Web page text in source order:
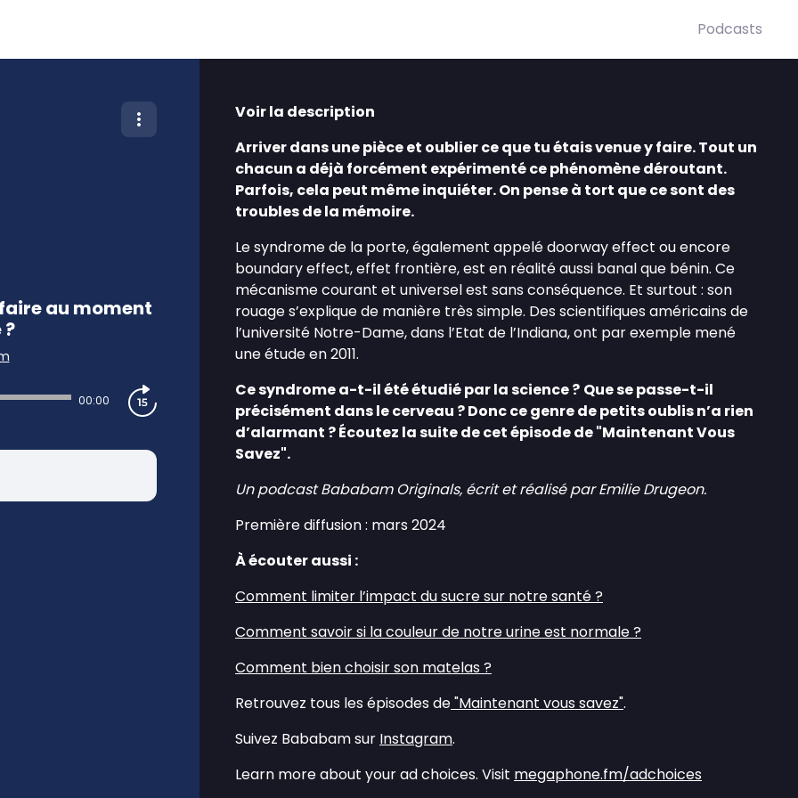
Podcasts
au moment
00:00
Voir la description
Arriver dans une pièce et oublier ce que tu étais venue y faire. Tout un
chacun a déjà forcément expérimenté ce phénomène déroutant.
Parfois, cela peut même inquiéter. On pense à tort que ce sont des
troubles de la mémoire.
Le syndrome de la porte, également appelé doorway effect ou encore
boundary effect, effet frontière, est en réalité aussi banal que bénin. Ce
mécanisme courant et universel est sans conséquence. Et surtout : son
rouage s’explique de manière très simple. Des scientifiques américains de
l’université Notre-Dame, dans l’Etat de l’Indiana, ont par exemple mené
une étude en 2011.
Ce syndrome a-t-il été étudié par la science ? Que se passe-t-il
précisément dans le cerveau ? Donc ce genre de petits oublis n’a rien
d’alarmant ? Écoutez la suite de cet épisode de "Maintenant Vous
Savez".
Un podcast Bababam Originals, écrit et réalisé par Emilie Drugeon.
Première diffusion : mars 2024
À écouter aussi :
⁠Comment limiter l’impact du sucre sur notre santé ?⁠
⁠Comment savoir si la couleur de notre urine est normale ?⁠
⁠Comment bien choisir son matelas ?⁠
Retrouvez tous les épisodes de⁠ "Maintenant vous savez"⁠.
Suivez Bababam sur ⁠Instagram⁠.
Learn more about your ad choices. Visit megaphone.fm/adchoices